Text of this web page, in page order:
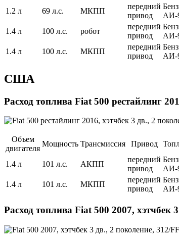
1.2 л 69 л.с. МКПП
передний
привод
АИ-
1.4 л 100 л.с. робот
передний
привод
АИ-
1.4 л 100 л.с. МКПП
передний
привод
АИ-
США
Расход топлива Fiat 500 рестайлинг
Объем
двигателя
Мощность Трансмиссия Привод
1.4 л 101 л.с. АКПП
передний
привод
АИ-
1.4 л 101 л.с. МКПП
передний
привод
АИ-
Расход топлива Fiat 500 2007, хэтчбек